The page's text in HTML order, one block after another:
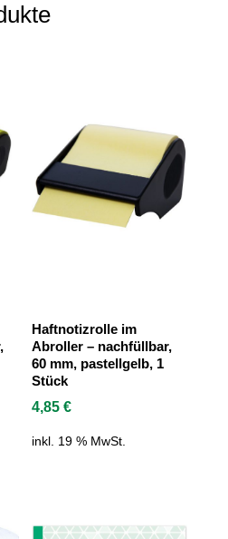
Haftnotizrolle im
Abroller – nachfüllbar,
60 mm, pastellgelb, 1
Stück
4,85€
inkl. 19 % MwSt.